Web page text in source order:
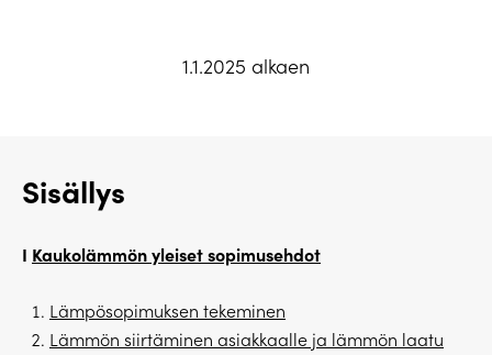
1.1.2025 alkaen
Sisällys
I Kaukolämmön yleiset sopimusehdot
Lämpösopimuksen tekeminen
Lämmön siirtäminen asiakkaalle ja lämmön laatu